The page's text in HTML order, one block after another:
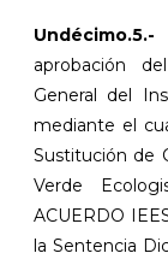
Undécimo.5.-
aprobación
General del
mediante el
Sustitución de
Verde
ACUERDO
la Sentencia